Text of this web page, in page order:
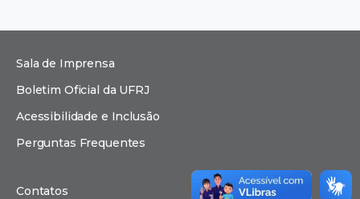
Sala de Imprensa
Boletim Oficial da UFRJ
Acessibilidade e Inclusão
Perguntas Frequentes
Contatos